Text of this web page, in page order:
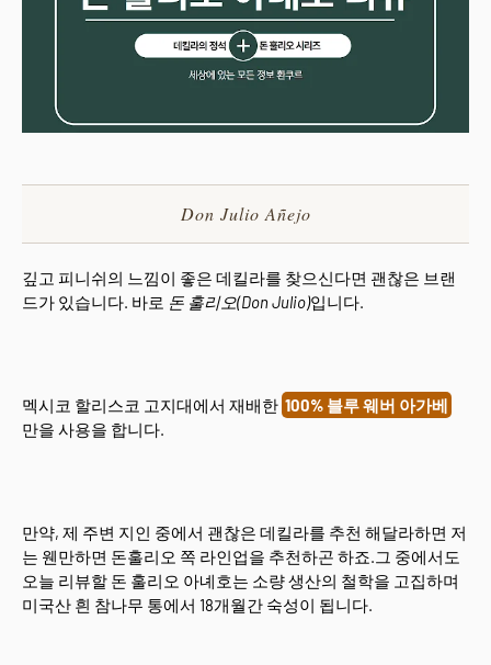
Don Julio Añejo
깊고 피니쉬의 느낌이 좋은 데킬라를 찾으신다면 괜찮은 브랜
드가 있습니다. 바로 돈 훌리오(Don Julio)입니다.
멕시코 할리스코 고지대에서 재배한 100% 블루 웨버 아가베
만을 사용을 합니다.
만약, 제 주변 지인 중에서 괜찮은 데킬라를 추천 해달라하면 저
는 웬만하면 돈훌리오 쪽 라인업을 추천하곤 하죠.그 중에서도
오늘 리뷰할 돈 훌리오 아녜호는 소량 생산의 철학을 고집하며
미국산 흰 참나무 통에서 18개월간 숙성이 됩니다.